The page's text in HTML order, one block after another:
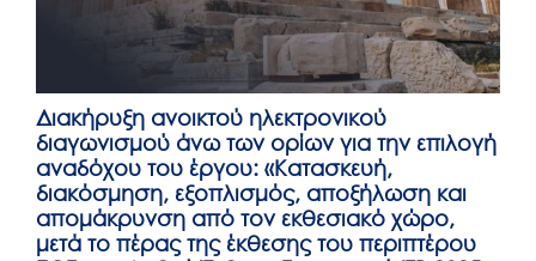
Διακήρυξη ανοικτού ηλεκτρονικού
διαγωνισμού άνω των ορίων για την επιλογή
αναδόχου του έργου: «Κατασκευή,
διακόσμηση, εξοπλισμός, αποξήλωση και
απομάκρυνση από τον εκθεσιακό χώρο,
μετά το πέρας της έκθεσης του περιπτέρου